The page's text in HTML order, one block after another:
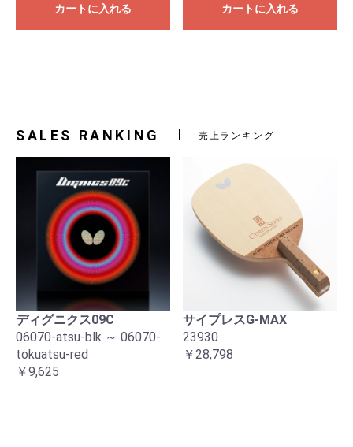
カートに入れる カートに入れる
SALES RANKING 売上ランキング
ディグニクス09C
06070-atsu-blk ～ 06070-
tokuatsu-red
￥9,625
サイプレスG-MAX
23930
￥28,798